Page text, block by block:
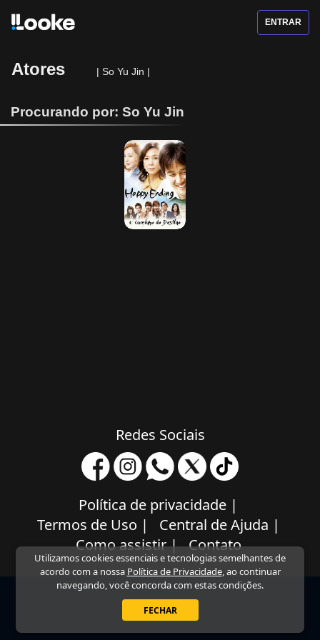
Utilizamos cookies essenciais e tecnologias semelhantes de
acordo com a nossa Política de Privacidade, ao continuar
navegando, você concorda com estas condições.
FECHAR
ENTRAR
Atores | So Yu Jin |
Procurando por: So Yu Jin
Happy Ending -
O Caminho do
Destino
Redes Sociais
Política de privacidade |
Termos de Uso | Central de Ajuda |
Como assistir| Contato